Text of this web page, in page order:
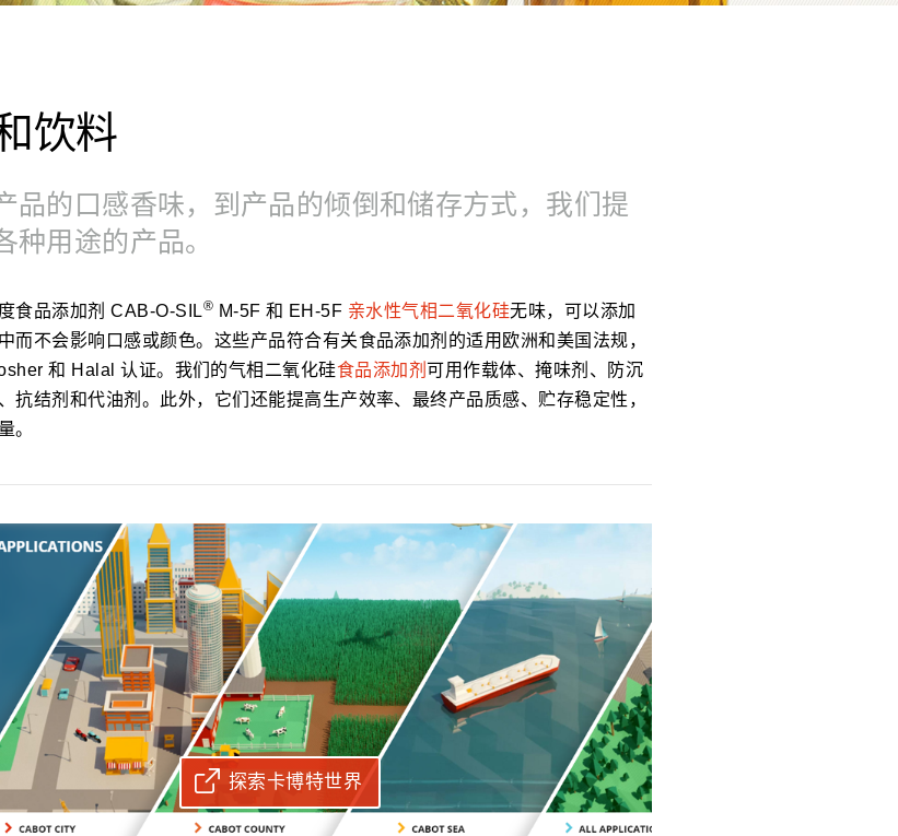
饮料
品的口感香味，到产品的倾倒和储存方式，我们提
种用途的产品。
食品添加剂 CAB-O-SIL® M-5F 和 EH-5F 亲水性气相二氧化硅无味，可以添加
而不会影响口感或颜色。这些产品符合有关食品添加剂的适用欧洲和美国法规，
和 Halal 认证。我们的气相二氧化硅食品添加剂可用作载体、掩味剂、防沉
抗结剂和代油剂。此外，它们还能提高生产效率、最终产品质感、贮存稳定性，
。
探索卡博特世界